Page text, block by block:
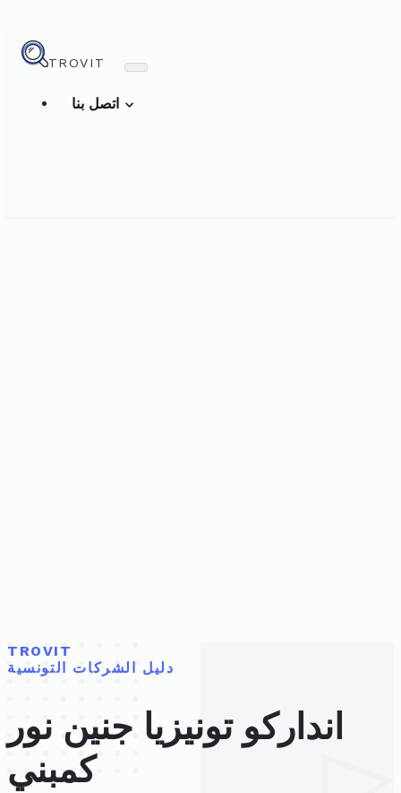
TROVIT
TROVIT
دليل الشركات التونسية
انداركو تونيزيا جنين نور
كمبني